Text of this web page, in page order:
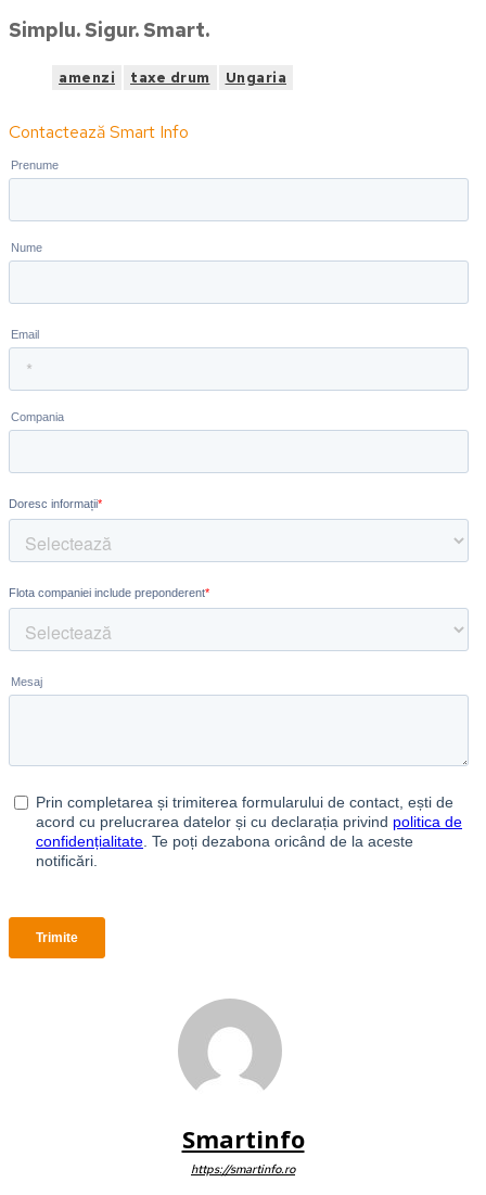
Simplu. Sigur. Smart.
amenzi taxe drum Ungaria
Contactează Smart Info
Smartinfo
https://smartinfo.ro